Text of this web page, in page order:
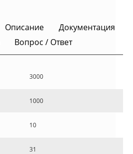
Описание
Документация
Вопрос / Ответ
3000
1000
10
31